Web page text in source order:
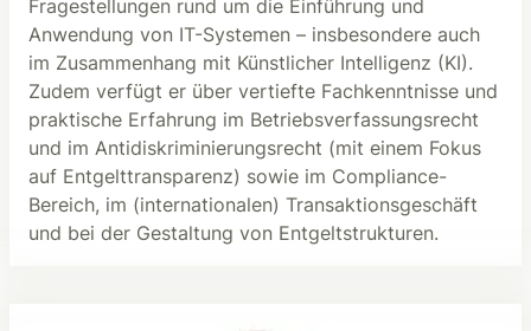
Fragestellungen rund um die Einführung und
Anwendung von IT-Systemen – insbesondere auch
im Zusammenhang mit Künstlicher Intelligenz (KI).
Zudem verfügt er über vertiefte Fachkenntnisse und
praktische Erfahrung im Betriebsverfassungsrecht
und im Antidiskriminierungsrecht (mit einem Fokus
auf Entgelttransparenz) sowie im Compliance-
Bereich, im (internationalen) Transaktionsgeschäft
und bei der Gestaltung von Entgeltstrukturen.